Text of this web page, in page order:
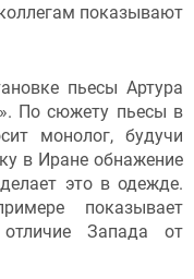
показывают
пьесы Артура
По сюжету пьесы в
монолог, будучи
в Иране обнажение
это в одежде.
показывает
отличие Запада от